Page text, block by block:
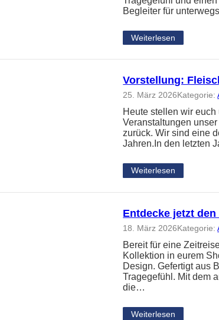
Begleiter für
Weiterlesen
Vorstellung:
25. März 2026Kategorie:
Heute stellen wir euch
Veranstaltungen
zurück. Wir sind eine
Jahren.In den letzten
Weiterlesen
Entdecke jetzt
18. März 2026Kategorie:
Bereit für eine
Kollektion in eurem
Design. Gefertigt aus
Tragegefühl. Mit dem
die…
Weiterlesen